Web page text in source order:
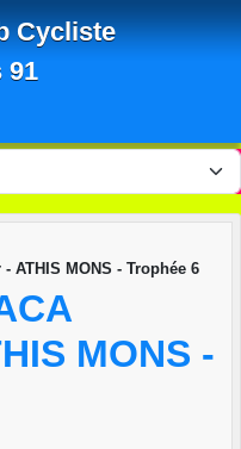
Cycliste
91
ATHIS MONS - Trophée 6
MONS -